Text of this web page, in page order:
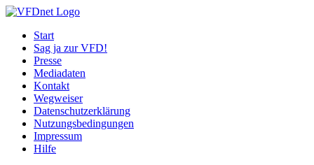
Start
Sag ja zur VFD!
Presse
Mediadaten
Kontakt
Wegweiser
Datenschutzerklärung
Nutzungsbedingungen
Impressum
Hilfe